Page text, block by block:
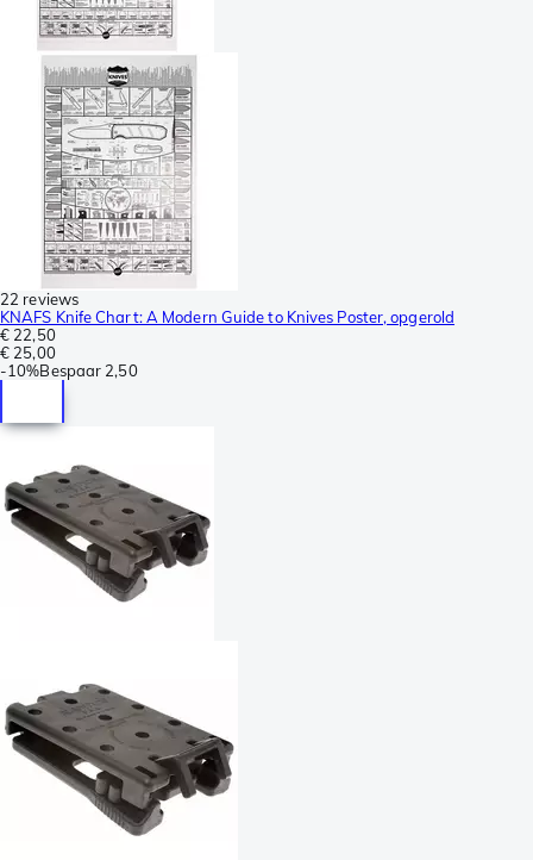
22 reviews
KNAFS Knife Chart: A Modern Guide to Knives Poster, opgerold
€ 22,50
€ 25,00
-10%Bespaar 2,50